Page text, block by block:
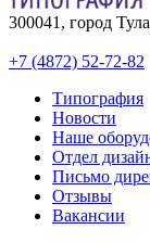
300041, город
+7 (4872) 52-72-82
Типография
Новости
Наше
Отдел
Письмо
Отзывы
Вакансии